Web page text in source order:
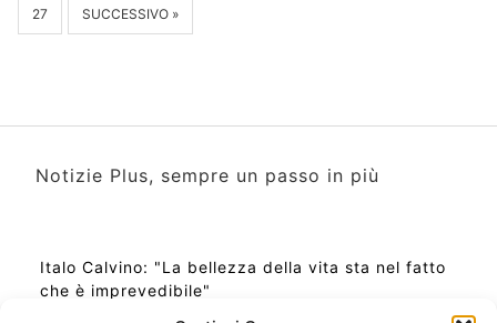
27 SUCCESSIVO »
Notizie Plus, sempre un passo in più
Italo Calvino: "La bellezza della vita sta nel fatto
che è imprevedibile"